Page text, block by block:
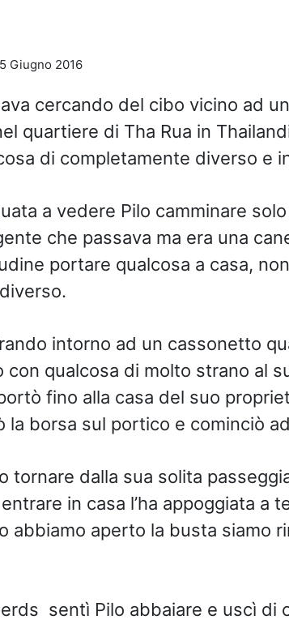
Giugno 2016
cercando del cibo vicino ad
quartiere di Tha Rua in
di completamente diverso e
a vedere Pilo camminare
che passava ma era una
portare qualcosa a casa,
intorno ad un cassonetto
con qualcosa di molto strano al
fino alla casa del suo
la borsa sul portico e cominciò
tornare dalla sua solita
in casa l’ha appoggiata a
abbiamo aperto la busta siamo
sentì Pilo abbaiare e uscì di